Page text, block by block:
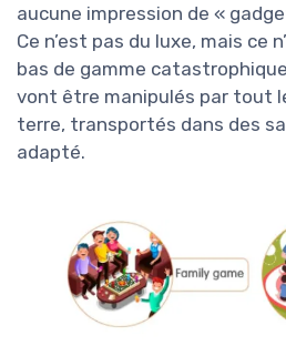
aucune impression de «
Ce n’est pas du luxe, mais ce
bas de gamme
vont être manipulés par tout
terre, transportés dans des
adapté.